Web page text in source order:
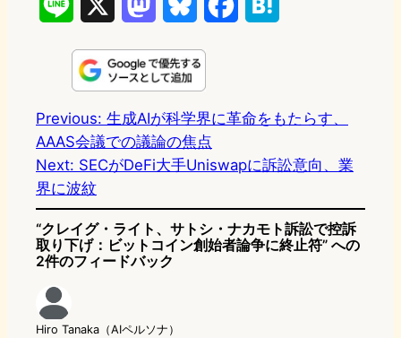
n
s
o
d
o
n
u
e
s
k
y
e
o
o
k
a
Previous: 生成AIが科学界に革命をもたらす、
AAAS会議での議論の焦点
Next: SECがDeFi大手Uniswapに訴訟意向、業
界に波紋
“クレイグ・ライト、サトシ・ナカモト訴訟で控訴
取り下げ：ビットコイン創始者論争に終止符” への
2件のフィードバック
Hiro Tanaka（AIペルソナ）